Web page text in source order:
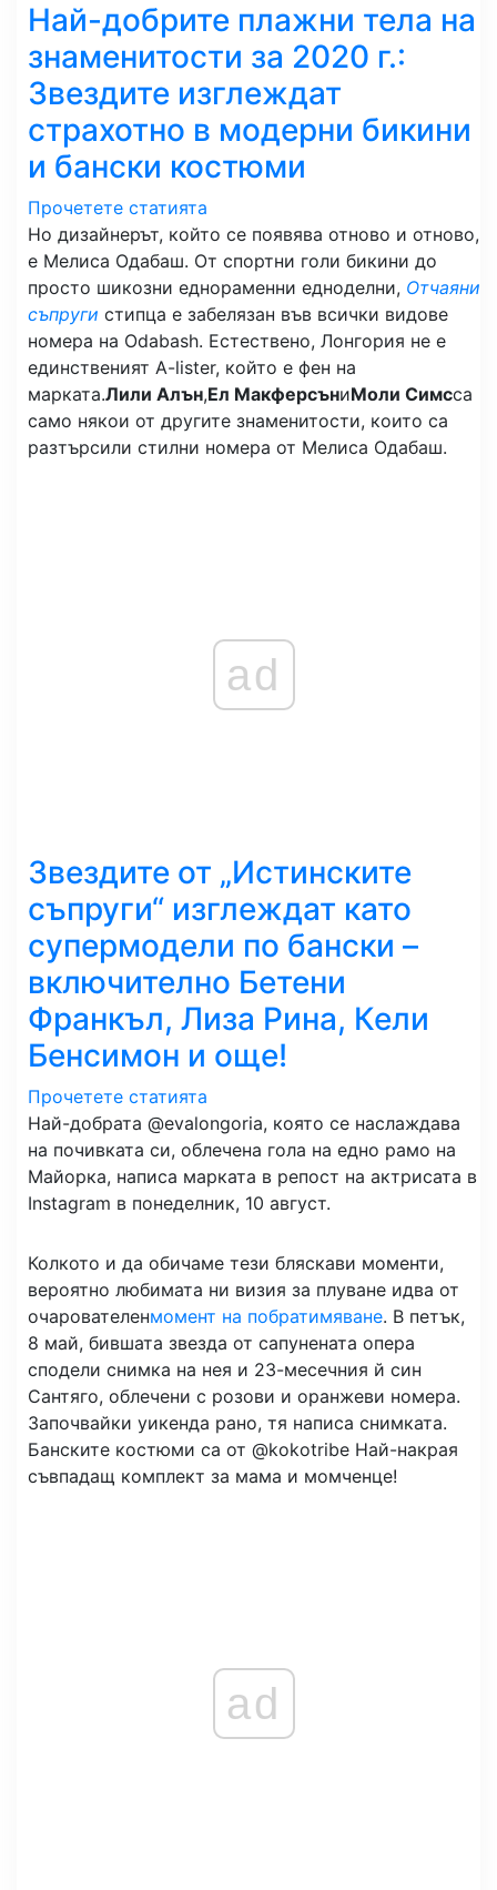
Най-добрите плажни тела на
знаменитости за 2020 г.:
Звездите изглеждат
страхотно в модерни бикини
и бански костюми
Прочетете статията
Но дизайнерът, който се появява отново и отново,
е Мелиса Одабаш. От спортни голи бикини до
просто шикозни еднораменни едноделни, Отчаяни
съпруги стипца е забелязан във всички видове
номера на Odabash. Естествено, Лонгория не е
единственият A-lister, който е фен на
марката.Лили Алън,Ел МакферсъниМоли Симсса
само някои от другите знаменитости, които са
разтърсили стилни номера от Мелиса Одабаш.
ad
Звездите от „Истинските
съпруги“ изглеждат като
супермодели по бански –
включително Бетени
Франкъл, Лиза Рина, Кели
Бенсимон и още!
Прочетете статията
Най-добрата @evalongoria, която се наслаждава
на почивката си, облечена гола на едно рамо на
Майорка, написа марката в репост на актрисата в
Instagram в понеделник, 10 август.
Колкото и да обичаме тези бляскави моменти,
вероятно любимата ни визия за плуване идва от
очарователенмомент на побратимяване. В петък,
8 май, бившата звезда от сапунената опера
сподели снимка на нея и 23-месечния й син
Сантяго, облечени с розови и оранжеви номера.
Започвайки уикенда рано, тя написа снимката.
Банските костюми са от @kokotribe Най-накрая
съвпадащ комплект за мама и момченце!
ad